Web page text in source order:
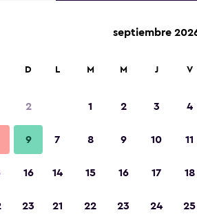
noche
oferta
D
2
9
16
23
septiembre
L M M J V
1 2 3 4
7 8 9 10 11
14 15 16 17 18
21 22 23 24 25